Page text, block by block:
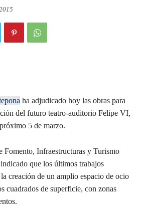
ha adjudicado hoy las obras para
del futuro teatro-auditorio Felipe VI,
5 de marzo.
Fomento, Infraestructuras y Turismo
que los últimos trabajos
creación de un amplio espacio de ocio
cuadrados de superficie, con zonas